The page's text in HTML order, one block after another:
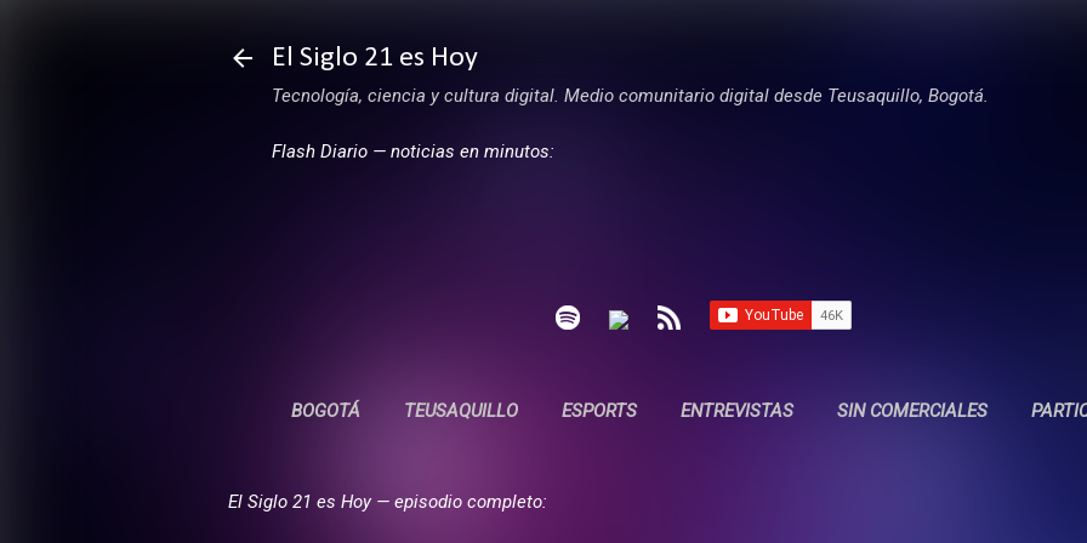
El Siglo 21 es Hoy
Tecnología, ciencia y cultura digital. Medio comunitario digital desde Teusaquillo, Bogotá.
Flash Diario — noticias en minutos:
BOGOTÁ TEUSAQUILLO ESPORTS ENTREVISTAS SIN COMERCIALES
El Siglo 21 es Hoy — episodio completo: